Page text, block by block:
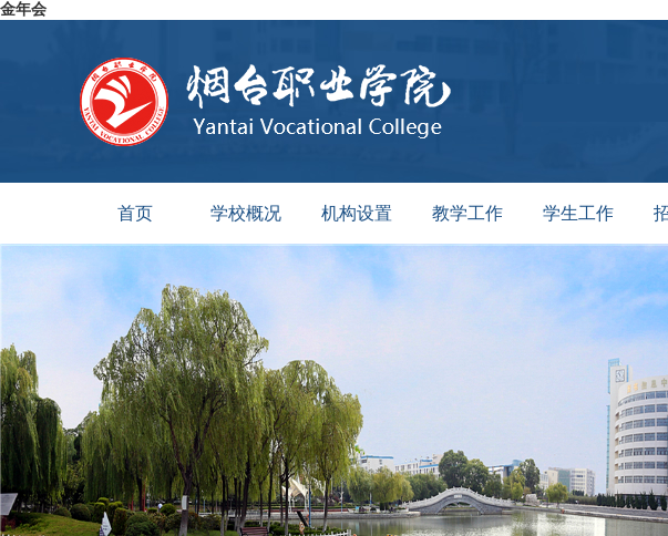
金年会
首页 学校概况 机构设置 教学工作 学生工作